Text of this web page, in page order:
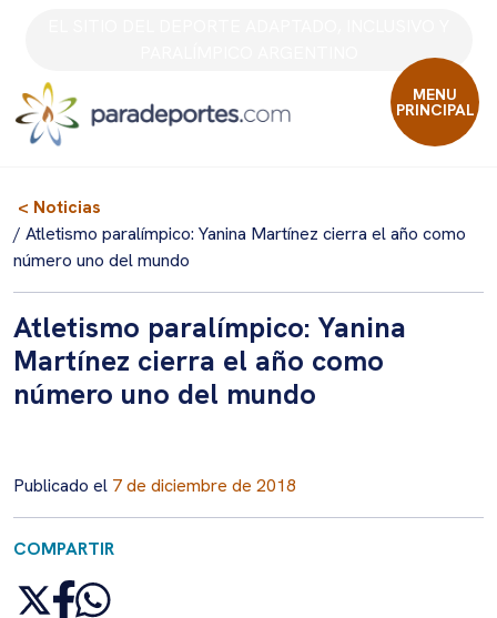
MENU
PRINCIPAL
< Noticias
/ Atletismo paralímpico: Yanina Martínez cierra el año como
número uno del mundo
Atletismo paralímpico: Yanina
Martínez cierra el año como
número uno del mundo
Publicado el 7 de diciembre de 2018
COMPARTIR